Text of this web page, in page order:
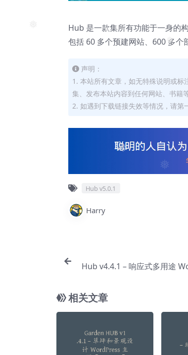
❅
❅
Hub 是一款集所有功能于一身的
包括 60 多个预建网站、600 多个
声明：
1. 本站所有文章，如无特殊说明或
集、发布本站内容到任何网站、书籍
2. 如遇到下载链接失效等情况，请第
Hub v5.0.1
Harry
Hub v4.4.1 – 响应式多用途
相关文章